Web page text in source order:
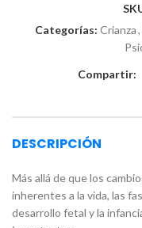
Categorías: Crianza,
Compartir:
DESCRIPCIÓN
Más allá de que los
inherentes a la vida, las
desarrollo fetal y la